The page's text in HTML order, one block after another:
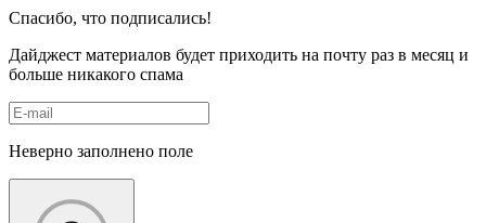
Спасибо, что подписались!
Дайджест материалов будет приходить на почту раз в месяц и
больше никакого спама
Неверно заполнено поле